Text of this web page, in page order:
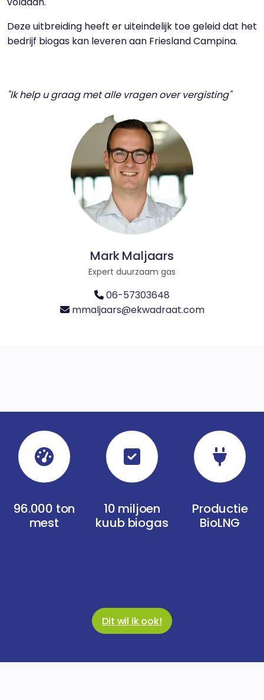
Deze uitbreiding heeft er uiteindelijk toe geleid dat het
bedrijf biogas kan leveren aan Friesland Campina.
"Ik help u graag met alle vragen over vergisting"
Mark Maljaars
Expert duurzaam gas
06-57303648
mmaljaars@ekwadraat.com
96.000 ton
mest
10 miljoen
kuub biogas
Productie
BioLNG
Dit wil ik ook!